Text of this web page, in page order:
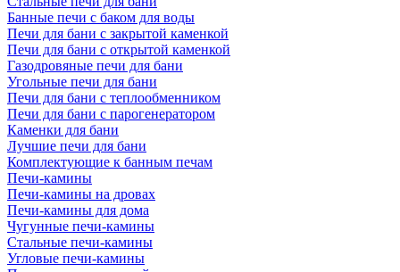
Банные печи с баком для воды
Печи для бани с закрытой каменкой
Печи для бани с открытой каменкой
Газодровяные печи для бани
Угольные печи для бани
Печи для бани с теплообменником
Печи для бани с парогенератором
Каменки для бани
Лучшие печи для бани
Комплектующие к банным печам
Печи-камины
Печи-камины на дровах
Печи-камины для дома
Чугунные печи-камины
Стальные печи-камины
Угловые печи-камины